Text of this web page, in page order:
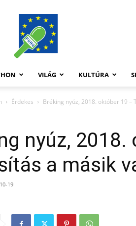
FüHü
VILÁG KULTÚRA
Érdekes Bréking nyúz, 2018. október 19 –
nyúz,
a másik
19